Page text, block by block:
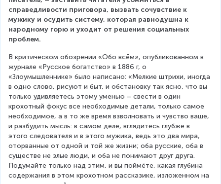
справедливости приговора, вызвать сочувствие к
мужику и осудить систему, которая равнодушна к
народному горю и уходит от решения социальных
проблем.
В критическом обозрении «Обо всём», опубликованном в
журнале «Русское богатство» в 1886 г, о
«Злоумышленнике» было написано: «Мелкие штрихи, иногда
в одно слово, рисуют и быт, и обстановку так ясно, что вы
только удивляетесь этому уменью – свести в один
крохотный фокус все необходимые детали, только самое
необходимое, а в то же время взволновать и чувство ваше,
и разбудить мысль: в самом деле, вглядитесь глубже в
этого следователя и в этого мужика, ведь это два мира,
оторванные от одной и той же жизни; оба русские, оба в
существе не злые люди, и оба не понимают друг друга.
Подумайте только над этим, и вы поймёте, какая глубина
содержания в этом крохотном рассказике, изложенном на